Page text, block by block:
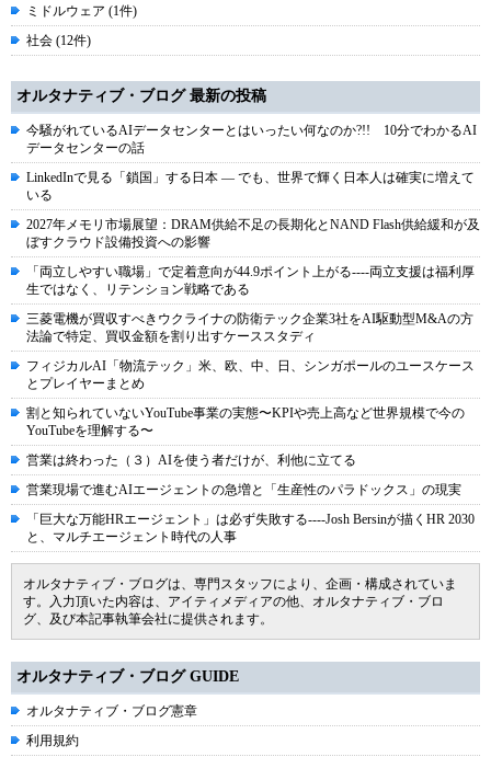
ミドルウェア (1件)
社会 (12件)
オルタナティブ・ブログ 最新の投稿
今騒がれているAIデータセンターとはいったい何なのか?!! 10分でわかるAI
データセンターの話
LinkedInで見る「鎖国」する日本 ― でも、世界で輝く日本人は確実に増えて
いる
2027年メモリ市場展望：DRAM供給不足の長期化とNAND Flash供給緩和が及
ぼすクラウド設備投資への影響
「両立しやすい職場」で定着意向が44.9ポイント上がる----両立支援は福利厚
生ではなく、リテンション戦略である
三菱電機が買収すべきウクライナの防衛テック企業3社をAI駆動型M&Aの方
法論で特定、買収金額を割り出すケーススタディ
フィジカルAI「物流テック」米、欧、中、日、シンガポールのユースケース
とプレイヤーまとめ
割と知られていないYouTube事業の実態〜KPIや売上高など世界規模で今の
YouTubeを理解する〜
営業は終わった（３）AIを使う者だけが、利他に立てる
営業現場で進むAIエージェントの急増と「生産性のパラドックス」の現実
「巨大な万能HRエージェント」は必ず失敗する----Josh Bersinが描くHR 2030
と、マルチエージェント時代の人事
オルタナティブ・ブログは、専門スタッフにより、企画・構成されていま
す。入力頂いた内容は、アイティメディアの他、オルタナティブ・ブロ
グ、及び本記事執筆会社に提供されます。
オルタナティブ・ブログ GUIDE
オルタナティブ・ブログ憲章
利用規約